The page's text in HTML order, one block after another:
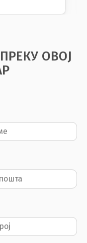
ОВОЈ